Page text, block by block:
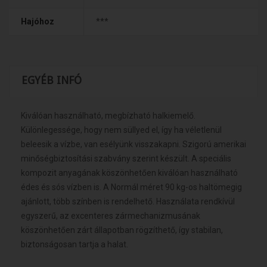
Hajóhoz ***
EGYÉB INFÓ
Kiválóan használható, megbízható halkiemelő.
Különlegessége, hogy nem süllyed el, így ha véletlenül
beleesik a vízbe, van esélyünk visszakapni. Szigorú amerikai
minőségbiztosítási szabvány szerint készült. A speciális
kompozit anyagának köszönhetően kiválóan használható
édes és sós vízben is. A Normál méret 90 kg-os haltömegig
ajánlott, több színben is rendelhető. Használata rendkívül
egyszerű, az excenteres zármechanizmusának
köszönhetően zárt állapotban rögzíthető, így stabilan,
biztonságosan tartja a halat.